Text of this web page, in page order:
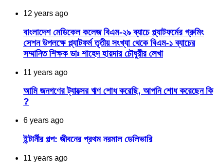
12 years ago
বাংলাদেশ মেডিকেল কলেজ বিএম-২৯ ব্যাচে প্ল্যাটফর্মের গ্রুমিং
সেশন উপলক্ষে প্ল্যাটফর্ম তৃতীয় সংখ্যা থেকে বিএম-১ ব্যাচের
সম্মানিত শিক্ষক ডাঃ শাহেদ হায়দার চৌধুরীর লেখা
11 years ago
আমি জনগণ‌ের ট্যাক্স‌ের ঋণ শোধ করেছি, আপন‌ি শ‌োধ করেছেন ক‌ি
?
6 years ago
ইন্টার্নীর গল্প: জীবনের প্রথম নরমাল ডেলিভারি
11 years ago